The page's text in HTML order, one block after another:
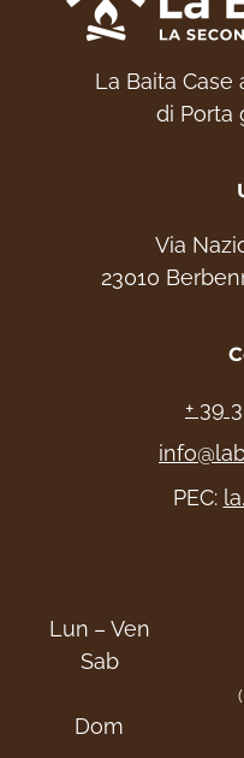
La Baita
di Porta
Via
23010
+ 39
PEC:
Lun – Ven
Sab
Dom